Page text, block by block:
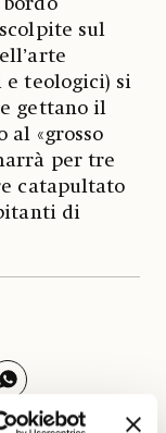
sul
e teologici) si
gettano il
al «grosso
per tre
catapultato
di